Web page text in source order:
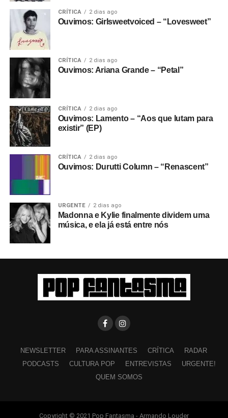
CRÍTICA 2 dias ago
Ouvimos: Girlsweetvoiced – “Lovesweet”
CRÍTICA 2 dias ago
Ouvimos: Ariana Grande – “Petal”
CRÍTICA 2 dias ago
Ouvimos: Lamento – “Aos que lutam para
existir” (EP)
CRÍTICA 2 dias ago
Ouvimos: Durutti Column – “Renascent”
URGENTE 2 dias ago
Madonna e Kylie finalmente dividem uma
música, e ela já está entre nós
NEWSLETTER PARA ASSINANTES CRÍTICA
RADAR
PODCASTS
CULTURA POP ENTREVISTAS
URGENTE!
QUEM SOMOS
Copyright © 2021 Pop Fantasma - Armando Louder